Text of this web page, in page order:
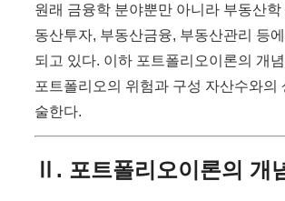
원래 금융학 분야뿐만 아니라 부동산학
동산투자, 부동산금융, 부동산관리 등
되고 있다. 이하 포트폴리오이론의 개
포트폴리오의 위험과 구성 자산수와의
술한다.
Ⅱ. 포트폴리오이론의 개